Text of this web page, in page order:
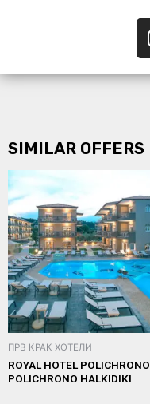
SIMILAR OFFERS
ПРВ КРАК ХОТЕЛИ
ROYAL HOTEL POLICHRONO
POLICHRONO HALKIDIKI